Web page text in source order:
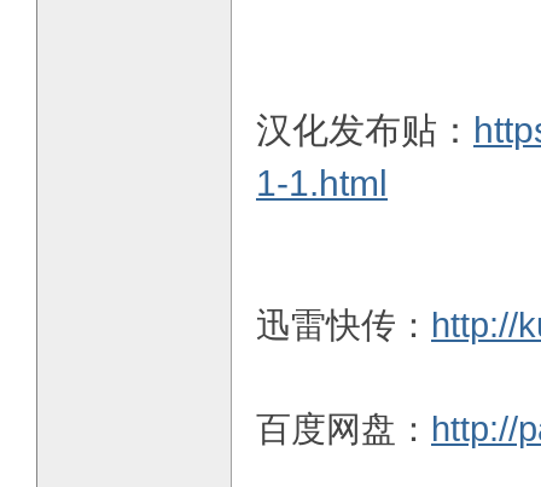
汉化发布贴：
1-1.html
迅雷快传： http://
百度网盘： http://